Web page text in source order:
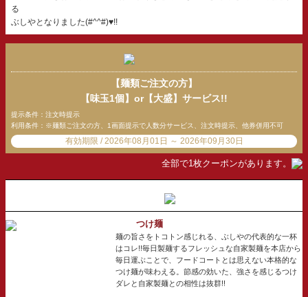
る
ぶしやとなりました(#^^#)♥!!
【麺類ご注文の方】
【味玉1個】or【大盛】サービス!!
提示条件：注文時提示
利用条件：※麺類ご注文の方、1画面提示で人数分サービス、注文時提示、他券併用不可
有効期限 / 2026年08月01日 ～ 2026年09月30日
全部で1枚クーポンがあります。
つけ麺
麺の旨さをトコトン感じれる、ぶしやの代表的な一杯
はコレ!!毎日製麺するフレッシュな自家製麺を本店から
毎日運ぶことで、フードコートとは思えない本格的な
つけ麺が味わえる。節感の効いた、強さを感じるつけ
ダレと自家製麺との相性は抜群!!